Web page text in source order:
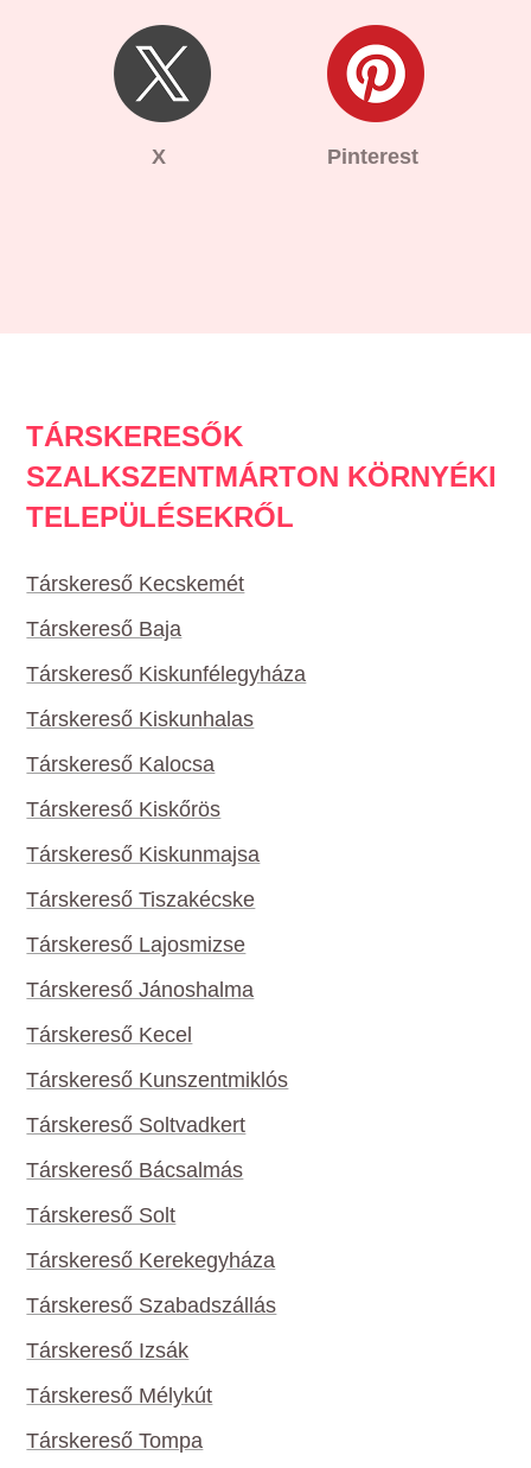
X Pinterest
TÁRSKERESŐK
SZALKSZENTMÁRTON KÖRNYÉKI
TELEPÜLÉSEKRŐL
Társkereső Kecskemét
Társkereső Baja
Társkereső Kiskunfélegyháza
Társkereső Kiskunhalas
Társkereső Kalocsa
Társkereső Kiskőrös
Társkereső Kiskunmajsa
Társkereső Tiszakécske
Társkereső Lajosmizse
Társkereső Jánoshalma
Társkereső Kecel
Társkereső Kunszentmiklós
Társkereső Soltvadkert
Társkereső Bácsalmás
Társkereső Solt
Társkereső Kerekegyháza
Társkereső Szabadszállás
Társkereső Izsák
Társkereső Mélykút
Társkereső Tompa